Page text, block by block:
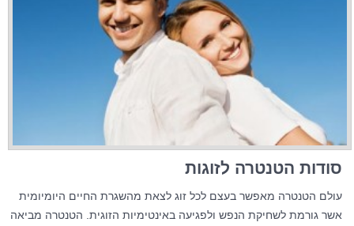
סודות הטנטרה לזוגות
עולם הטנטרה מאפשר בעצם לכל זוג לצאת מהשגרת החיים היומיומית
אשר גורמת לשחיקת הנפש ולפגיעה באינטימיות הזוגית. הטנטרה מביאה